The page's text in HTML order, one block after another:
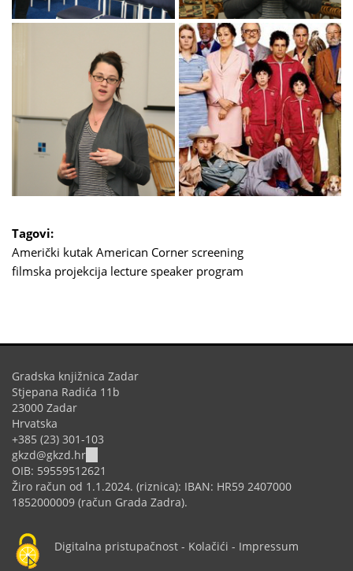
Tagovi:
Američki kutak American Corner screening
filmska projekcija lecture speaker program
Gradska knjižnica Zadar
Stjepana Radića 11b
23000 Zadar
Hrvatska
+385 (23) 301-103
gkzd@gkzd.hr
sends
e-
mail)
OIB: 59559512621
Žiro račun od 1.1.2024. (riznica): IBAN: HR59 2407000
1852000009 (račun Grada Zadra).
Digitalna pristupačnost - Kolačići - Impressum